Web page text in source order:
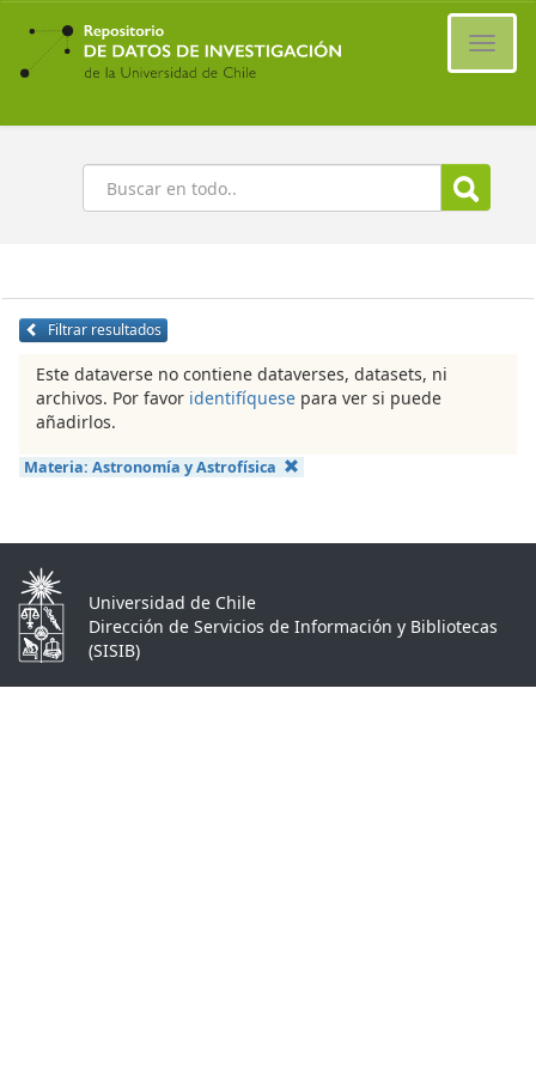
Ir
contenido
principal
Buscar
Filtrar resultados
Este dataverse no contiene dataverses, datasets, ni
archivos. Por favor identifíquese para ver si puede
añadirlos.
Materia: Astronomía y Astrofísica
Universidad de Chile
Dirección de Servicios de Información y Bibliotecas
(SISIB)